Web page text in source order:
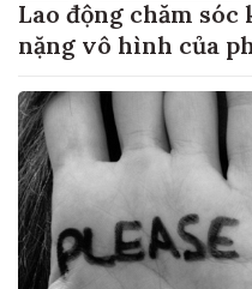
Lao động chăm
nặng vô hình của